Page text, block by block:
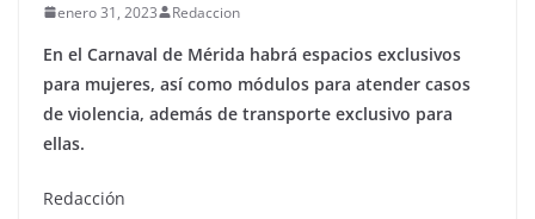
enero 31, 2023 Redaccion
En el Carnaval de Mérida habrá espacios exclusivos
para mujeres, así como módulos para atender casos
de violencia, además de transporte exclusivo para
ellas.
Redacción